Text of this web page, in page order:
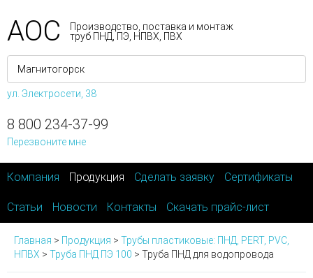
АОС
Производство, поставка и монтаж
труб ПНД, ПЭ, НПВХ, ПВХ
ул. Электросети, 38
8 800 234-37-99
Перезвоните мне
Компания Продукция Сделать заявку Сертификаты
Статьи Новости Контакты Скачать прайс-лист
Главная > Продукция > Трубы пластиковые: ПНД, PERT, PVC,
НПВХ > Труба ПНД ПЭ 100 > Труба ПНД для водопровода